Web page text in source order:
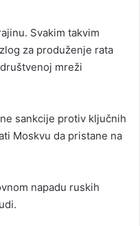
Svakim takvim
za produženje rata
mreži
sankcije protiv ključnih
Moskvu da pristane na
napadu ruskih